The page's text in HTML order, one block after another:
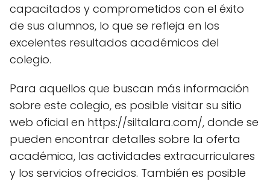
capacitados y comprometidos con el éxito
de sus alumnos, lo que se refleja en los
excelentes resultados académicos del
colegio.
Para aquellos que buscan más información
sobre este colegio, es posible visitar su sitio
web oficial en https://siltalara.com/, donde se
pueden encontrar detalles sobre la oferta
académica, las actividades extracurriculares
y los servicios ofrecidos. También es posible